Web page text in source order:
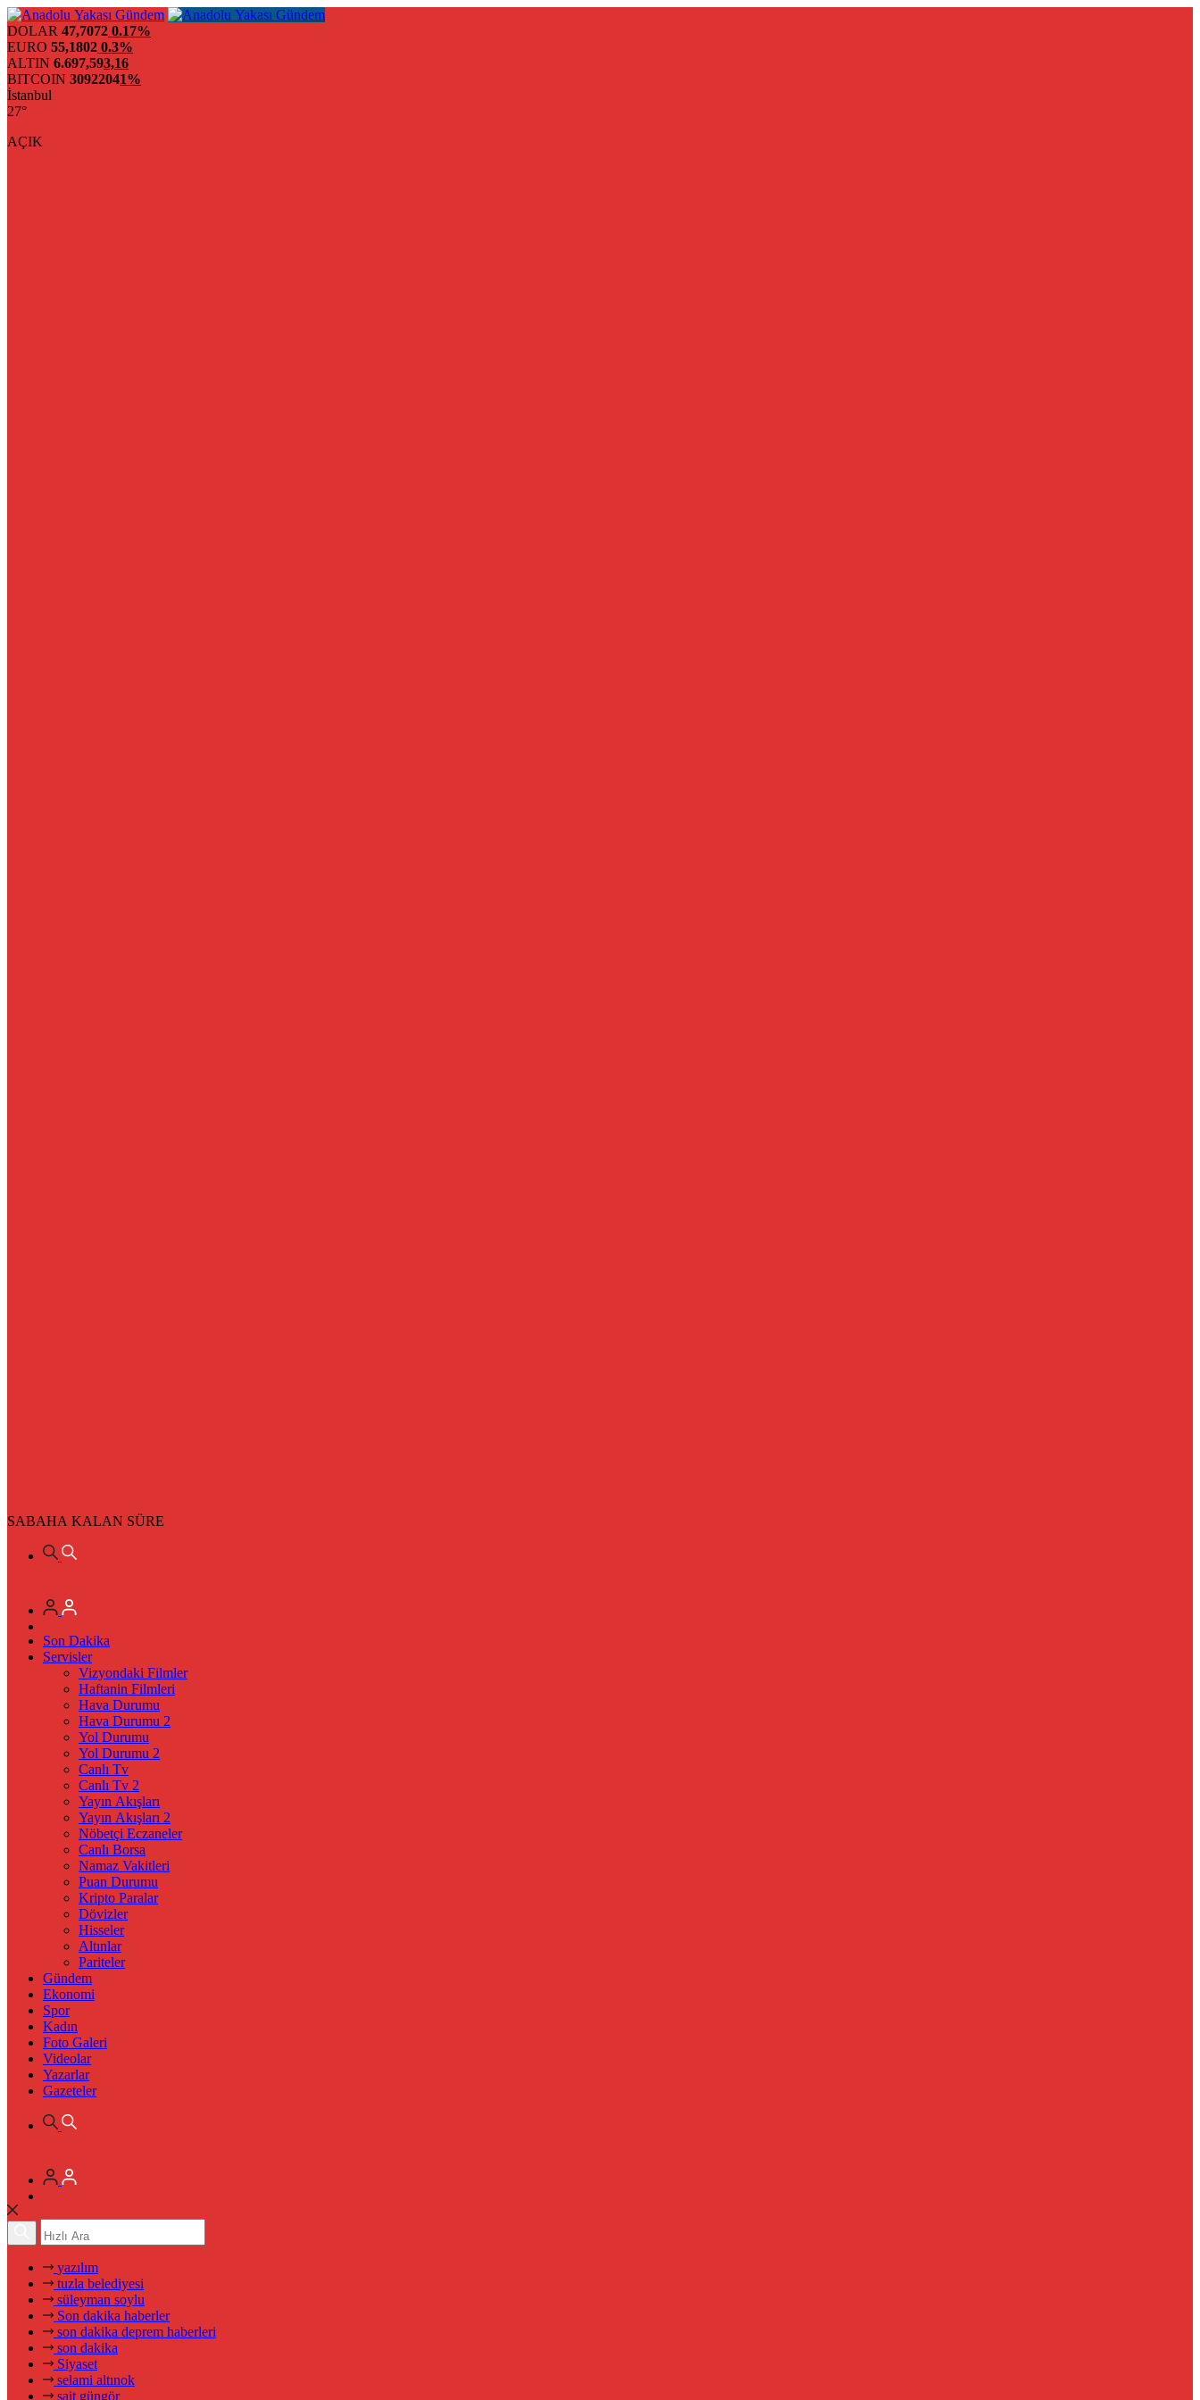
DOLAR 47,7072 0.17%
EURO 55,1802 0.3%
ALTIN 6.697,593,16
BITCOIN 30922041%
İstanbul
27°
AÇIK
SABAHA KALAN SÜRE
Son Dakika
Servisler
Vizyondaki Filmler
Haftanin Filmleri
Hava Durumu
Hava Durumu 2
Yol Durumu
Yol Durumu 2
Canlı Tv
Canlı Tv 2
Yayın Akışları
Yayın Akışları 2
Nöbetçi Eczaneler
Canlı Borsa
Namaz Vakitleri
Puan Durumu
Kripto Paralar
Dövizler
Hisseler
Altınlar
Pariteler
Gündem
Ekonomi
Spor
Kadın
Foto Galeri
Videolar
Yazarlar
Gazeteler
yazılım
tuzla belediyesi
süleyman soylu
Son dakika haberler
son dakika deprem haberleri
son dakika
Siyaset
selami altınok
sait güngör